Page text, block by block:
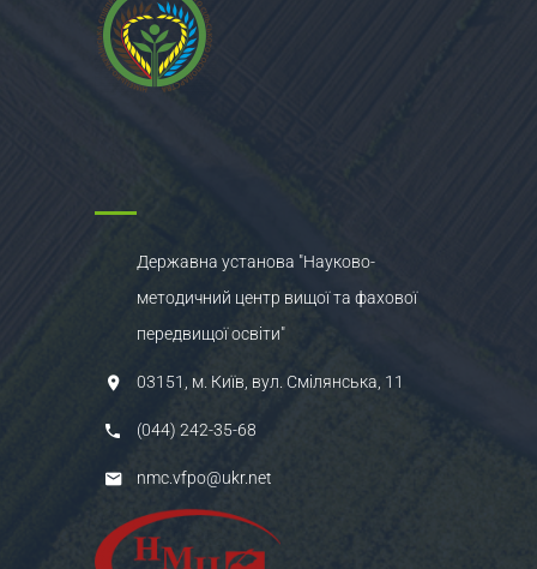
Державна установа "Науково-
методичний центр вищої та фахової
передвищої освіти"
03151, м. Київ, вул. Смілянська, 11
(044) 242-35-68
nmc.vfpo@ukr.net